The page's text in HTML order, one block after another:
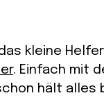
kleine
. Einfach mit
hält alles